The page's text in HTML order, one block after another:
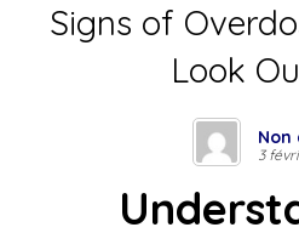
Signs of
Look
Non
3